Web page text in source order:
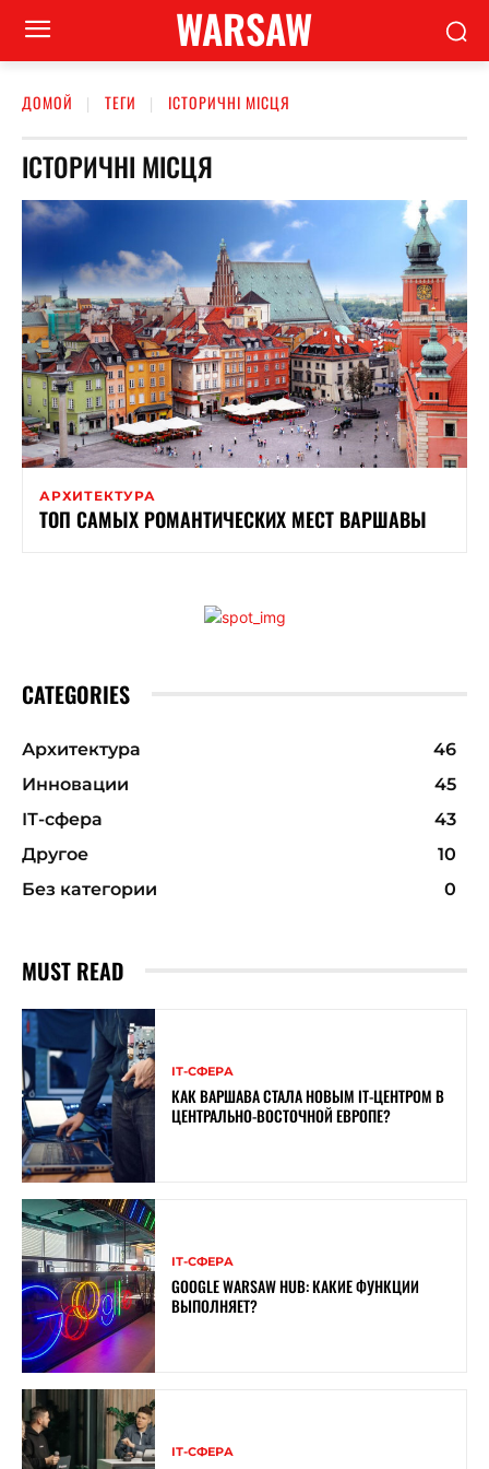
WARSAW
ДОМОЙ ТЕГИ ІСТОРИЧНІ МІСЦЯ
ІСТОРИЧНІ МІСЦЯ
АРХИТЕКТУРА
ТОП САМЫХ РОМАНТИЧЕСКИХ МЕСТ ВАРШАВЫ
CATEGORIES
Архитектура
46
Инновации
45
ІТ-сфера
43
Другое
10
Без категории
0
MUST READ
ІТ-СФЕРА
КАК ВАРШАВА СТАЛА НОВЫМ IT-ЦЕНТРОМ В
ЦЕНТРАЛЬНО-ВОСТОЧНОЙ ЕВРОПЕ?
ІТ-СФЕРА
GOOGLE WARSAW HUB: КАКИЕ ФУНКЦИИ
ВЫПОЛНЯЕТ?
ІТ-СФЕРА